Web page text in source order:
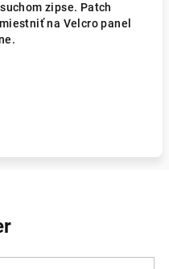
zipse. Patch
na Velcro panel